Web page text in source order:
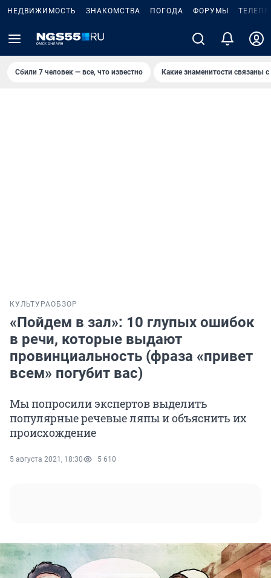
НЕДВИЖИМОСТЬ ЗНАКОМСТВА ПОГОДА ФОРУМЫ
Сбили 7 человек — все, что известно Какие знаменитости связаны
КУЛЬТУРАОБЗОР
«Пойдем в зал»: 10 глупых ошибок
в речи, которые выдают
провинциальность (фраза «привет
всем» погубит вас)
Мы попросили экспертов выделить
популярные речевые ляпы и объяснить их
происхождение
5 августа 2021, 18:30 5 610